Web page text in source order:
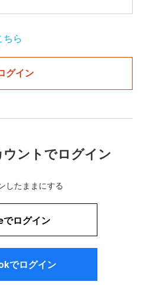
ちら
グイン
ントでログイン
したままにする
ログイン
でログイン